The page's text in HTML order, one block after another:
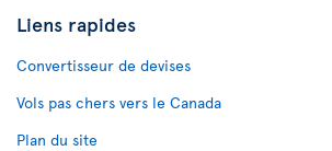
Liens rapides
Convertisseur de devises
Vols pas chers vers le Canada
Plan du site